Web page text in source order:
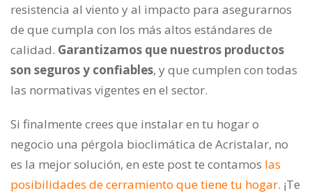
resistencia al viento y al impacto para asegurarnos
de que cumpla con los más altos estándares de
calidad. Garantizamos que nuestros productos
son seguros y confiables, y que cumplen con todas
las normativas vigentes en el sector.
Si finalmente crees que instalar en tu hogar o
negocio una pérgola bioclimática de Acristalar, no
es la mejor solución, en este postte contamos las
posibilidades de cerramiento que tiene tu hogar. ¡Te